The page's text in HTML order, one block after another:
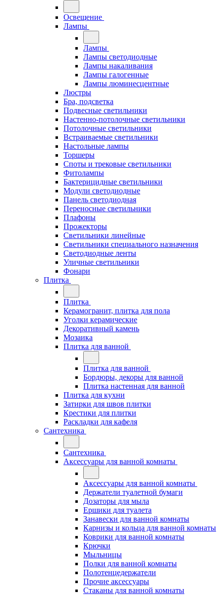
Освещение
Лампы
Лампы
Лампы светодиодные
Лампы накаливания
Лампы галогенные
Лампы люминесцентные
Люстры
Бра, подсветка
Подвесные светильники
Настенно-потолочные светильники
Потолочные светильники
Встраиваемые светильники
Настольные лампы
Торшеры
Споты и трековые светильники
Фитолампы
Бактерицидные светильники
Модули светодиодные
Панель светодиодная
Переносные светильники
Плафоны
Прожекторы
Светильники линейные
Светильники специального назначения
Светодиодные ленты
Уличные светильники
Фонари
Плитка
Плитка
Керамогранит, плитка для пола
Уголки керамические
Декоративный камень
Мозаика
Плитка для ванной
Плитка для ванной
Бордюры, декоры для ванной
Плитка настенная для ванной
Плитка для кухни
Затирки для швов плитки
Крестики для плитки
Раскладки для кафеля
Сантехника
Сантехника
Аксессуары для ванной комнаты
Аксессуары для ванной комнаты
Держатели туалетной бумаги
Дозаторы для мыла
Ершики для туалета
Занавески для ванной комнаты
Карнизы и кольца для ванной комнаты
Коврики для ванной комнаты
Крючки
Мыльницы
Полки для ванной комнаты
Полотенцедержатели
Прочие аксессуары
Стаканы для ванной комнаты